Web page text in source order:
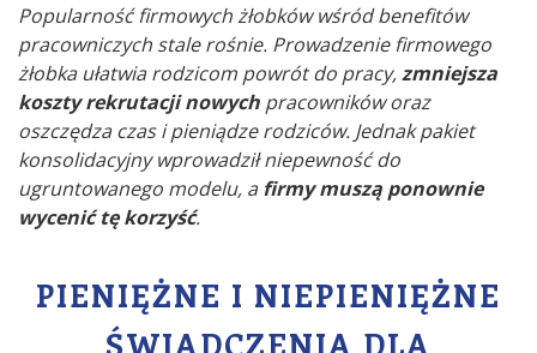
Popularność firmowych żłobków wśród benefitów
pracowniczych stale rośnie. Prowadzenie firmowego
żłobka ułatwia rodzicom powrót do pracy,zmniejsza
koszty rekrutacji nowych pracowników oraz
oszczędza czas i pieniądze rodziców. Jednak pakiet
konsolidacyjny wprowadził niepewność do
ugruntowanego modelu, afirmy muszą ponownie
wycenić tę korzyść.
PIENIĘŻNE I NIEPIENIĘŻNE
ŚWIADCZENIA DLA